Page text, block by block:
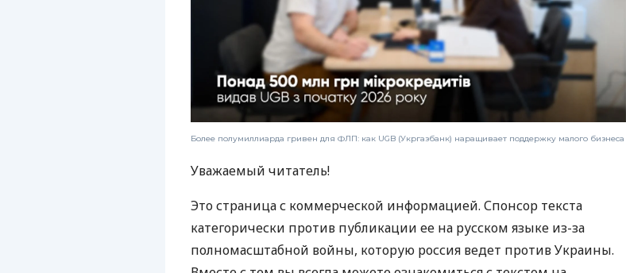
Более полумиллиарда гривен для ФЛП: как UGB (Укргазбанк) наращивает поддержку малого бизнеса
Уважаемый читатель!
Это страница с коммерческой информацией. Спонсор текста
категорически против публикации ее на русском языке из-за
полномасштабной войны, которую россия ведет против Украины.